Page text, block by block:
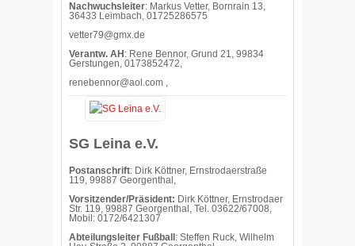
Nachwuchsleiter: Markus Vetter, Bornrain 13,
36433 Leimbach, 01725286575
vetter79@gmx.de
Verantw. AH : Rene Bennor, Grund 21, 99834
Gerstungen, 0173852472,
renebennor@aol.com ,
SG Leina e.V.
Postanschrift: Dirk Köttner, Ernstrodaerstraße
119, 99887 Georgenthal,
Vorsitzender/Präsident: Dirk Köttner, Ernstrodaer
Str. 119, 99887 Georgenthal, Tel. 03622/67008,
Mobil: 0172/6421307
Abteilungsleiter Fußball : Steffen Ruck, Wilhelm